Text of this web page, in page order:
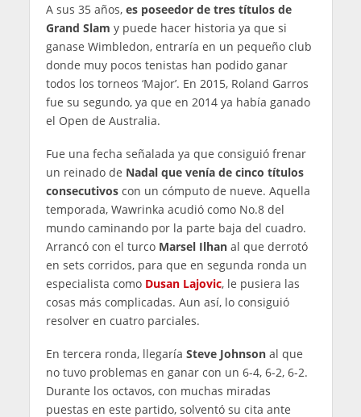
A sus 35 años, es poseedor de tres títulos de
Grand Slam y puede hacer historia ya que si
ganase Wimbledon, entraría en un pequeño club
donde muy pocos tenistas han podido ganar
todos los torneos ‘Major’. En 2015, Roland Garros
fue su segundo, ya que en 2014 ya había ganado
el Open de Australia.
Fue una fecha señalada ya que consiguió frenar
un reinado de Nadal que venía de cinco títulos
consecutivoscon un cómputo de nueve. Aquella
temporada, Wawrinka acudió como No.8 del
mundo caminando por la parte baja del cuadro.
Arrancó con el turco Marsel Ilhanal que derrotó
en sets corridos, para que en segunda ronda un
especialista comoDusan Lajovic, le pusiera las
cosas más complicadas. Aun así, lo consiguió
resolver en cuatro parciales.
En tercera ronda, llegaría Steve Johnsonal que
no tuvo problemas en ganar con un 6-4, 6-2, 6-2.
Durante los octavos, con muchas miradas
puestas en este partido, solventó su cita ante